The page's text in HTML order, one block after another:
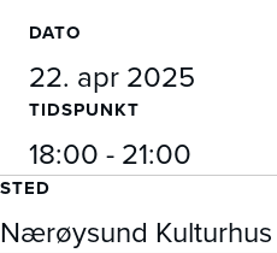
DATO
22. apr 2025
TIDSPUNKT
18:00 - 21:00
STED
Nærøysund Kulturhus